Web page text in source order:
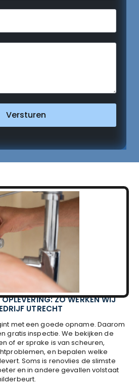
Versturen
ZO WERKEN WIJ
UTRECHT
met een goede opname. Daarom
gratis inspectie. We bekijken de
of er sprake is van scheuren,
en bepalen welke
Soms is renovlies de slimste
en in andere gevallen volstaat